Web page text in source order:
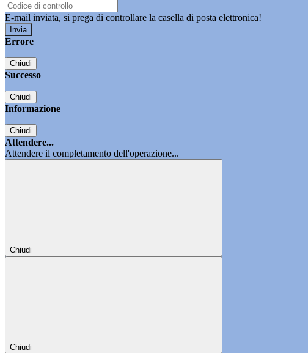
E-mail inviata, si prega di controllare la casella di posta elettronica!
Errore
Chiudi
Successo
Chiudi
Informazione
Chiudi
Attendere...
Attendere il completamento dell'operazione...
Chiudi
Chiudi